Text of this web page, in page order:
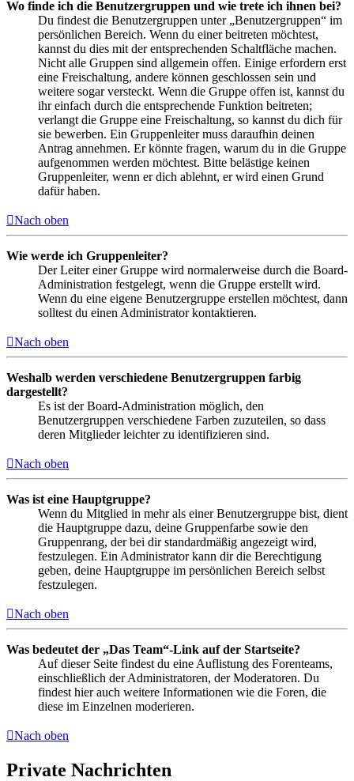
Wo finde ich die Benutzergruppen und wie trete ich ihnen bei?
Du findest die Benutzergruppen unter „Benutzergruppen“ im
persönlichen Bereich. Wenn du einer beitreten möchtest,
kannst du dies mit der entsprechenden Schaltfläche machen.
Nicht alle Gruppen sind allgemein offen. Einige erfordern erst
eine Freischaltung, andere können geschlossen sein und
weitere sogar versteckt. Wenn die Gruppe offen ist, kannst du
ihr einfach durch die entsprechende Funktion beitreten;
verlangt die Gruppe eine Freischaltung, so kannst du dich für
sie bewerben. Ein Gruppenleiter muss daraufhin deinen
Antrag annehmen. Er könnte fragen, warum du in die Gruppe
aufgenommen werden möchtest. Bitte belästige keinen
Gruppenleiter, wenn er dich ablehnt, er wird einen Grund
dafür haben.
Nach oben
Wie werde ich Gruppenleiter?
Der Leiter einer Gruppe wird normalerweise durch die Board-
Administration festgelegt, wenn die Gruppe erstellt wird.
Wenn du eine eigene Benutzergruppe erstellen möchtest, dann
solltest du einen Administrator kontaktieren.
Nach oben
Weshalb werden verschiedene Benutzergruppen farbig
dargestellt?
Es ist der Board-Administration möglich, den
Benutzergruppen verschiedene Farben zuzuteilen, so dass
deren Mitglieder leichter zu identifizieren sind.
Nach oben
Was ist eine Hauptgruppe?
Wenn du Mitglied in mehr als einer Benutzergruppe bist, dient
die Hauptgruppe dazu, deine Gruppenfarbe sowie den
Gruppenrang, der bei dir standardmäßig angezeigt wird,
festzulegen. Ein Administrator kann dir die Berechtigung
geben, deine Hauptgruppe im persönlichen Bereich selbst
festzulegen.
Nach oben
Was bedeutet der „Das Team“-Link auf der Startseite?
Auf dieser Seite findest du eine Auflistung des Forenteams,
einschließlich der Administratoren, der Moderatoren. Du
findest hier auch weitere Informationen wie die Foren, die
diese im Einzelnen moderieren.
Nach oben
Private Nachrichten